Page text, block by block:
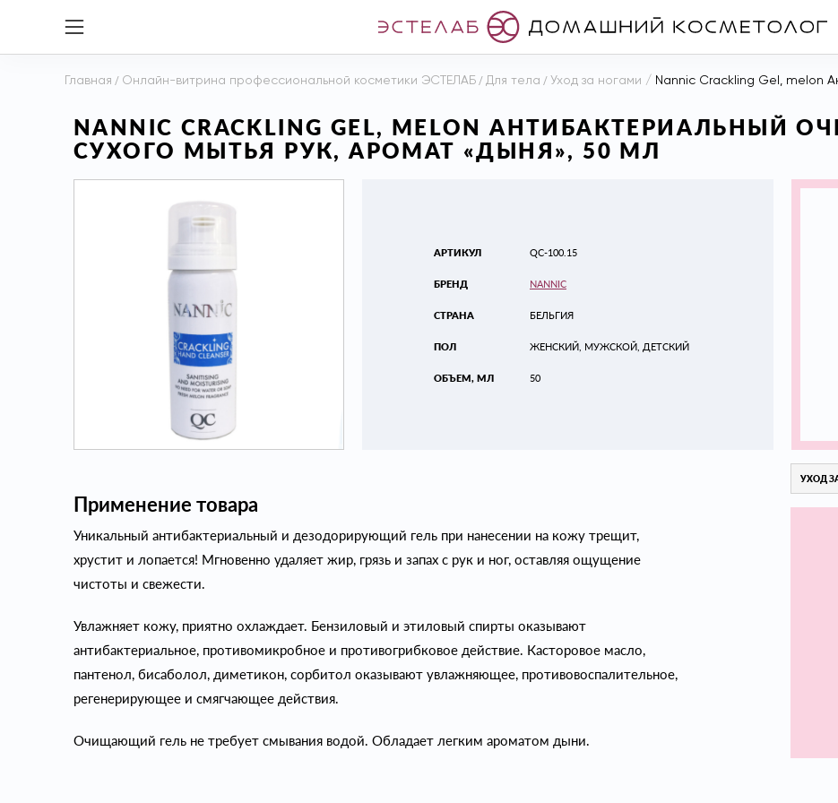
Главная / Онлайн-витрина профессиональной косметики ЭСТЕЛАБ / Для тела / Уход за ногами / Nannic Crackling Gel, melon
NANNIC CRACKLING GEL, MELON
СУХОГО МЫТЬЯ РУК, АРОМАТ «ДЫНЯ», 50 МЛ
АРТИКУЛ
БРЕНД
СТРАНА
ПОЛ
ОБЪЕМ, МЛ
QC-100.15
NANNIC
БЕЛЬГИЯ
ЖЕНСКИЙ, МУЖСКОЙ, ДЕТСКИЙ
50
Применение товара
Уникальный антибактериальный и дезодорирующий гель при нанесении на кожу трещит,
хрустит и лопается! Мгновенно удаляет жир, грязь и запах с рук и ног, оставляя ощущение
чистоты и свежести.
Увлажняет кожу, приятно охлаждает. Бензиловый и этиловый спирты оказывают
антибактериальное, противомикробное и противогрибковое действие. Касторовое масло,
пантенол, бисаболол, диметикон, сорбитол оказывают увлажняющее, противовоспалительное,
регенерирующее и смягчающее действия.
Очищающий гель не требует смывания водой. Обладает легким ароматом дыни.
УХОД